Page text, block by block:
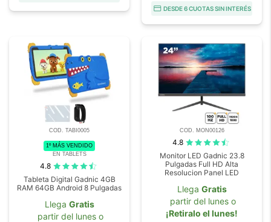
DESDE 6 CUOTAS SIN INTERÉS
COD. TABI0005
1º MÁS VENDIDO
EN TABLETS
4.8
Tableta Digital Gadnic 4GB
RAM 64GB Android 8 Pulgadas
Llega Gratis
partir del lunes o
COD. MON00126
4.8
Monitor LED Gadnic 23.8
Pulgadas Full HD Alta
Resolucion Panel LED
Llega Gratis
partir del lunes o
¡Retiralo el lunes!